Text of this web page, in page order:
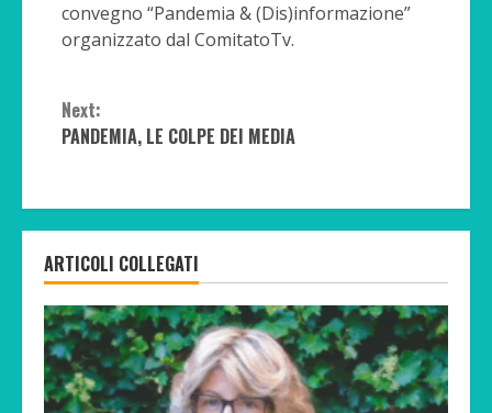
convegno “Pandemia & (Dis)informazione”
organizzato dal ComitatoTv.
Continue
Reading
Next:
PANDEMIA, LE COLPE DEI MEDIA
ARTICOLI COLLEGATI